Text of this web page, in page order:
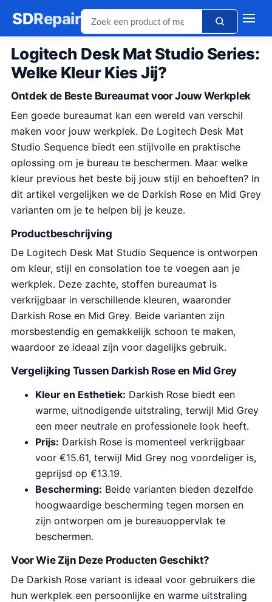
SDRepair
Logitech Desk Mat Studio Series:
Welke Kleur Kies Jij?
Ontdek de Beste Bureaumat voor Jouw Werkplek
Een goede bureaumat kan een wereld van verschil
maken voor jouw werkplek. De Logitech Desk Mat
Studio Sequence biedt een stijlvolle en praktische
oplossing om je bureau te beschermen. Maar welke
kleur previous het beste bij jouw stijl en behoeften? In
dit artikel vergelijken we de Darkish Rose en Mid Grey
varianten om je te helpen bij je keuze.
Productbeschrijving
De Logitech Desk Mat Studio Sequence is ontworpen
om kleur, stijl en consolation toe te voegen aan je
werkplek. Deze zachte, stoffen bureaumat is
verkrijgbaar in verschillende kleuren, waaronder
Darkish Rose en Mid Grey. Beide varianten zijn
morsbestendig en gemakkelijk schoon te maken,
waardoor ze ideaal zijn voor dagelijks gebruik.
Vergelijking Tussen Darkish Rose en Mid Grey
Kleur en Esthetiek: Darkish Rose biedt een
warme, uitnodigende uitstraling, terwijl Mid Grey
een meer neutrale en professionele look heeft.
Prijs: Darkish Rose is momenteel verkrijgbaar
voor €15.61, terwijl Mid Grey nog voordeliger is,
geprijsd op €13.19.
Bescherming: Beide varianten bieden dezelfde
hoogwaardige bescherming tegen morsen en
zijn ontworpen om je bureauoppervlak te
beschermen.
Voor Wie Zijn Deze Producten Geschikt?
De Darkish Rose variant is ideaal voor gebruikers die
hun werkplek een persoonlijke en warme uitstraling